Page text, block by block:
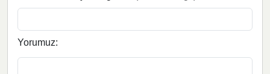
Yorumuz: